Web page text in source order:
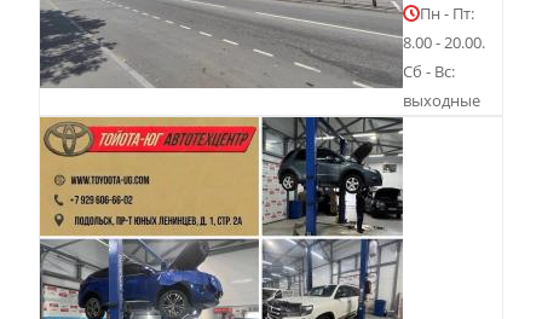
Пн - Пт:
8.00 - 20.00.
Сб - Вс:
выходные